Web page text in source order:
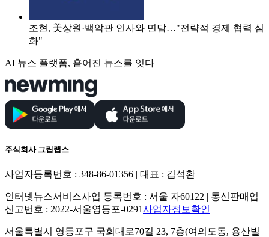
조현, 美상원·백악관 인사와 면담…"전략적 경제 협력 심
화"
AI 뉴스 플랫폼, 흩어진 뉴스를 잇다
주식회사 그립랩스
사업자등록번호 : 348-86-01356 | 대표 : 김석환
인터넷뉴스서비스사업 등록번호 : 서울 자60122 | 통신판매업
신고번호 : 2022-서울영등포-0291사업자정보확인
서울특별시 영등포구 국회대로70길 23, 7층(여의도동, 용산빌